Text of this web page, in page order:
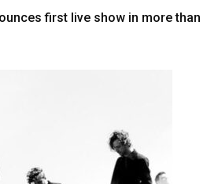
first live show in more than